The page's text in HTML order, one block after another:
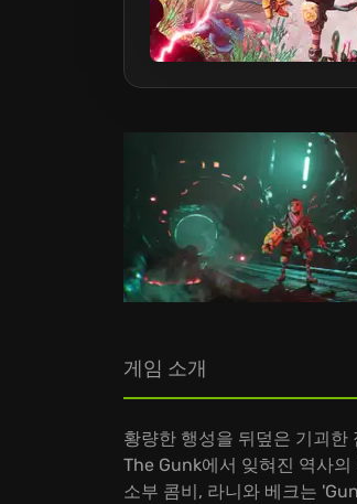
게임 소개
황량한 행성을 뒤덮은 기괴한
The Gunk에서 잊혀진 역사
소부 콤비, 라니와 베크는